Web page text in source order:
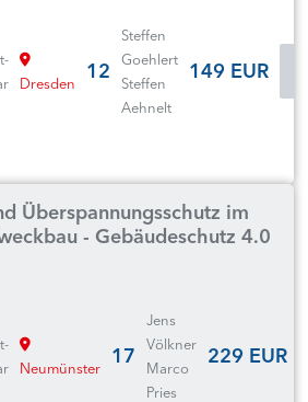
Dresden 12
Steffen
Goehlert
Steffen
Aehnelt
149 EUR
Überspannungsschutz im
- Gebäudeschutz 4.0
Neumünster 17
Jens
Völkner
Marco
Pries
229 EUR